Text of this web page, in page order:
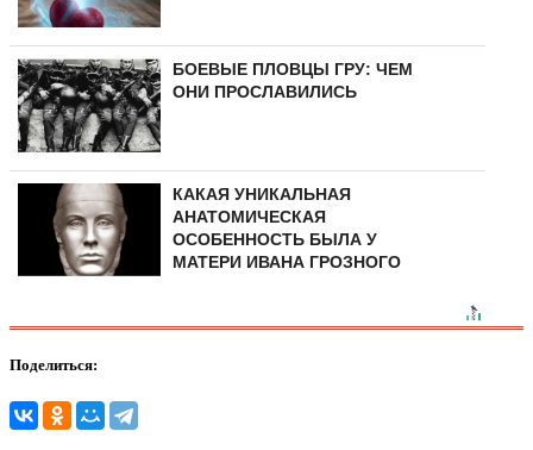
БОЕВЫЕ ПЛОВЦЫ ГРУ: ЧЕМ
ОНИ ПРОСЛАВИЛИСЬ
КАКАЯ УНИКАЛЬНАЯ
АНАТОМИЧЕСКАЯ
ОСОБЕННОСТЬ БЫЛА У
МАТЕРИ ИВАНА ГРОЗНОГО
Поделиться: